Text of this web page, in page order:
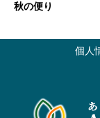
秋の便り
個人